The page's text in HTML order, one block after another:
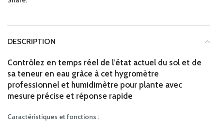
DESCRIPTION
Contrôlez en temps réel de l’état actuel du sol et de
sa teneur en eau grâce à cet hygromètre
professionnel et humidimètre pour plante avec
mesure précise et réponse rapide
Caractéristiques et fonctions :